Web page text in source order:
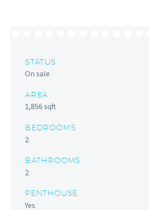
STATUS
On sale
AREA
1,856 sqft
BEDROOMS
2
BATHROOMS
2
PENTHOUSE
Yes